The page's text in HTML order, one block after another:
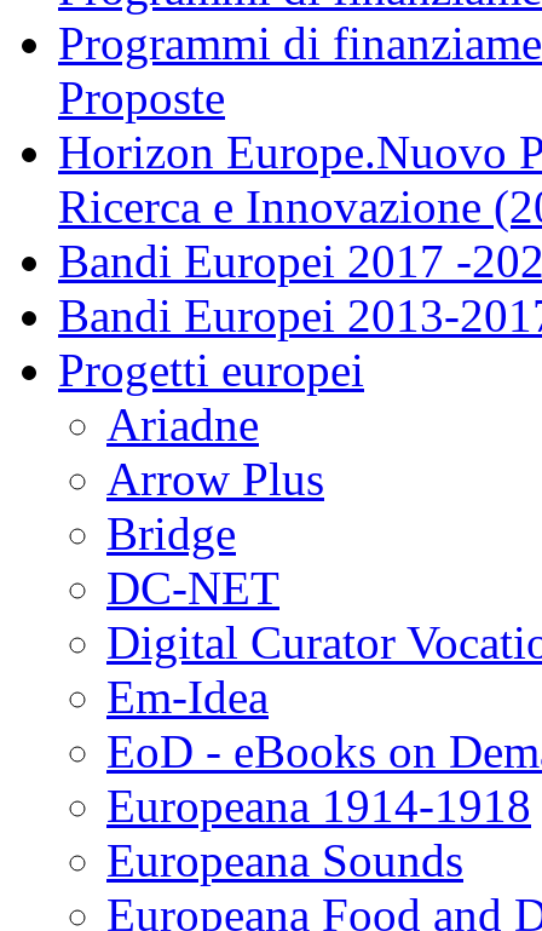
Programmi di
Proposte
Horizon Europe.Nuovo
Ricerca e Innovazione
Bandi Europei 2017 -
Bandi Europei 2013-
Progetti europei
Ariadne
Arrow Plus
Bridge
DC-NET
Digital Curator
Em-Idea
EoD - eBooks on
Europeana 1914-1918
Europeana Sounds
Europeana Food and